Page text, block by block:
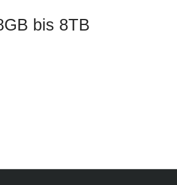
bis 8TB